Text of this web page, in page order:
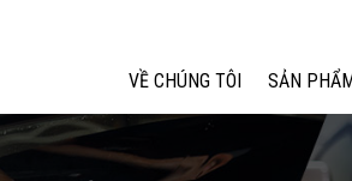
VỀ CHÚNG TÔI SẢN